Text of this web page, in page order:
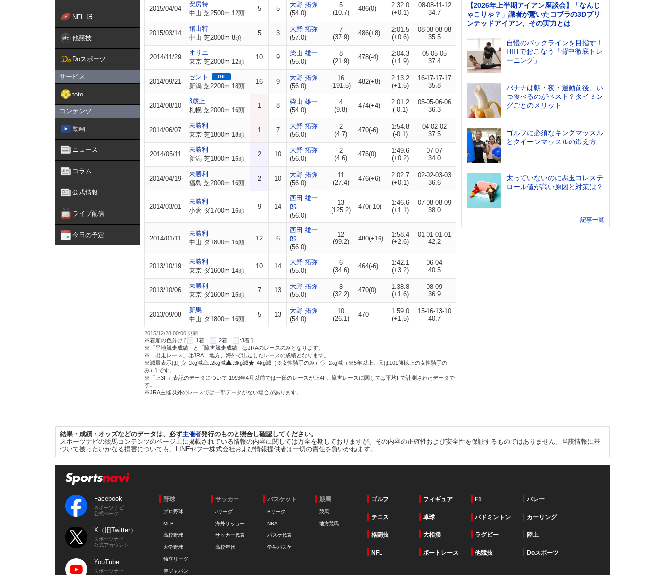
NFL
他競技
Doスポーツ
サービス
toto
コンテンツ
動画
ニュース
コラム
公式情報
ライブ配信
今日の予定
2015/04/04
安房特
中山 芝2500m 12頭
5 5
大野 拓弥
(54.0)
5
(10.7)
486(0)
2:32.0
(+0.1)
08-08-11-12
34.7
2015/03/14
館山特
中山 芝2000m 8頭
5 3
大野 拓弥
(57.0)
7
(37.9)
486(+8)
2:01.5
(+0.6)
08-08-08-08
35.5
2014/11/29
オリエ
東京 芝2000m 12頭
10 9
柴山 雄一
(55.0)
8
(21.9)
478(-4)
2:04.3
(+1.9)
05-05-05
37.4
2014/09/21
セント GII
新潟 芝2200m 18頭
16 9
大野 拓弥
(56.0)
16
(191.5)
482(+8)
2:13.2
(+1.5)
16-17-17-17
35.8
2014/08/10
3歳上
札幌 芝2000m 16頭
1 8
柴山 雄一
(54.0)
4
(9.8)
474(+4)
2:01.2
(-0.1)
05-05-06-06
36.3
2014/06/07
未勝利
東京 芝1800m 18頭
1 7
大野 拓弥
(56.0)
2
(4.7)
470(-6)
1:54.8
(-0.1)
04-02-02
37.5
2014/05/11
未勝利
新潟 芝1800m 16頭
2 10
大野 拓弥
(56.0)
2
(4.6)
476(0)
1:49.6
(+0.2)
07-07
34.0
2014/04/19
未勝利
福島 芝2000m 16頭
2 10
大野 拓弥
(56.0)
11
(27.4)
476(+6)
2:02.7
(+0.1)
02-02-03-03
36.6
2014/03/01
未勝利
小倉 ダ1700m 16頭
9 14
西田 雄一
郎
(56.0)
13
(125.2)
470(-10)
1:46.6
(+1.1)
07-08-08-09
38.0
2014/01/11
未勝利
中山 ダ1800m 16頭
12 6
西田 雄一
郎
(56.0)
12
(99.2)
480(+16)
1:58.4
(+2.6)
01-01-01-01
42.2
2013/10/19
未勝利
東京 ダ1600m 14頭
10 14
大野 拓弥
(55.0)
6
(34.6)
464(-6)
1:42.1
(+3.2)
06-04
40.5
2013/10/06
未勝利
東京 ダ1600m 16頭
7 13
大野 拓弥
(55.0)
8
(32.2)
470(0)
1:38.8
(+1.6)
08-09
36.9
2013/09/08
新馬
中山 ダ1800m 16頭
5 13
大野 拓弥
(54.0)
10
(26.1)
470
1:59.0
(+1.5)
15-16-13-10
40.7
2015/12/28 00:00 更新
※着順の色分け [
:1着 :2着
:3着 ]
※「平地競走成績」と「障害競走成績」はJRAのレースのみとなります。
※「出走レース」はJRA、地方、海外で出走したレースの成績となります。
※減量表示は[
:1kg減 :2kg減 :3kg減 :4kg減（※女性騎手のみ）
:2kg減（※5年以上、又は101勝以上の女性騎手の
み）] です。
※「上3F」表記のデータについて 1993年4月以前では一部のレースが上4F、障害レースに関しては平均Fで計測されたデータで
す。
※JRA主催以外のレースでは一部データがない場合があります。
【2026年上半期アイアン座談会】「なんじ
ゃこりゃ？」識者が驚いたコブラの3Dプリ
ンテッドアイアン、その実力とは
自慢のバックラインを目指す！
HIITでおこなう「背中徹底トレ
ーニング」
バナナは朝・夜・運動前後、い
つ食べるのがベスト？タイミン
グごとのメリット
ゴルフに必須なキングマッスル
とクイーンマッスルの鍛え方
太っていないのに悪玉コレステ
ロール値が高い原因と対策は？
記事一覧
結果・成績・オッズなどのデータは、必ず主催者発行のものと照合し確認してください。
スポーツナビの競馬コンテンツのページ上に掲載されている情報の内容に関しては万全を期しておりますが、その内容の正確性および安全性を保証するものではありません。当該情報に基
づいて被ったいかなる損害についても、LINEヤフー株式会社および情報提供者は一切の責任を負いかねます。
Facebook
スポーツナビ
公式ページ
X（旧Twitter）
スポーツナビ
公式アカウント
YouTube
スポーツナビ
野球
プロ野球
MLB
高校野球
大学野球
独立リーグ
侍ジャパン
サッカー
Jリーグ
海外サッカー
サッカー代表
高校年代
バスケット
Bリーグ
NBA
バスケ代表
学生バスケ
競馬
競馬
地方競馬
ゴルフ フィギュア F1 バレー
テニス 卓球 バドミントン カーリング
格闘技 大相撲 ラグビー 陸上
NFL ボートレース 他競技 Doスポーツ